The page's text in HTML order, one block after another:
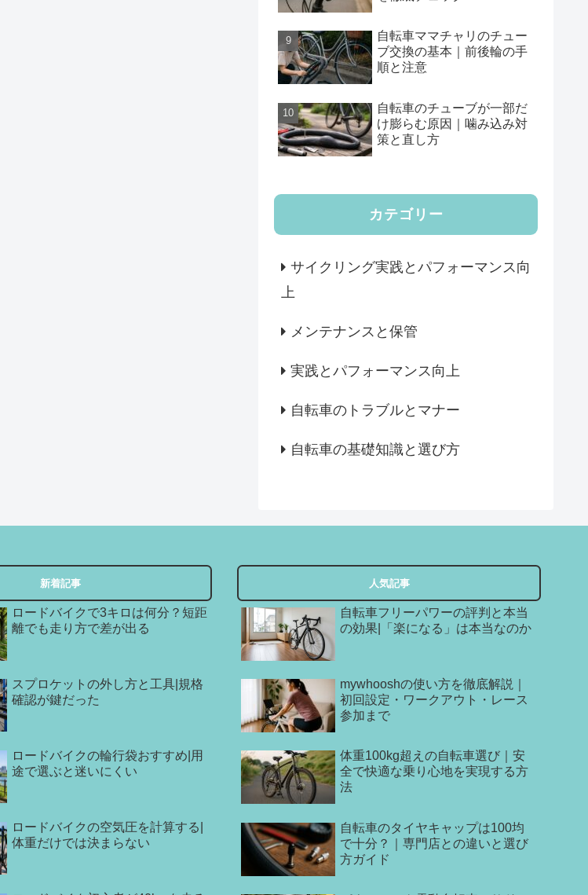
自転車ママチャリのチュー
ブ交換の基本｜前後輪の手
順と注意
自転車のチューブが一部だ
け膨らむ原因｜噛み込み対
策と直し方
カテゴリー
サイクリング実践とパフォーマンス向
上
メンテナンスと保管
実践とパフォーマンス向上
自転車のトラブルとマナー
自転車の基礎知識と選び方
新着記事
ロードバイクで3キロは何分？短距
離でも走り方で差が出る
スプロケットの外し方と工具|規格
確認が鍵だった
ロードバイクの輪行袋おすすめ|用
途で選ぶと迷いにくい
ロードバイクの空気圧を計算する|
体重だけでは決まらない
人気記事
自転車フリーパワーの評判と本当
の効果|「楽になる」は本当なのか
mywhooshの使い方を徹底解説｜
初回設定・ワークアウト・レース
参加まで
体重100kg超えの自転車選び｜安
全で快適な乗り心地を実現する方
法
自転車のタイヤキャップは100均
で十分？｜専門店との違いと選び
方ガイド